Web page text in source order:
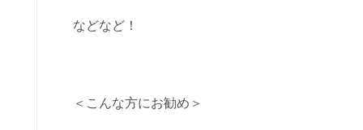
などなど！
＜こんな方にお勧め＞